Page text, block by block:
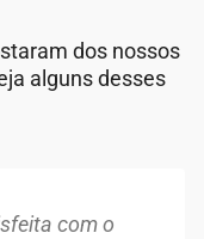
dos nossos
alguns desses
com o